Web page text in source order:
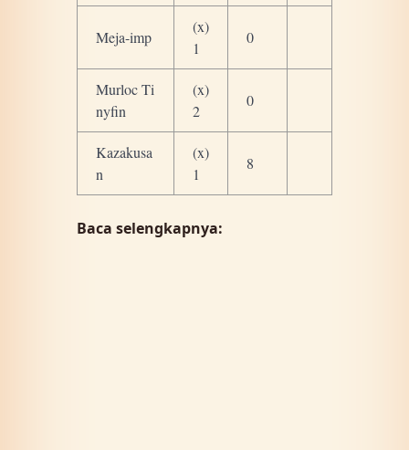
Meja-imp
(x)
1
0
Murloc Ti
nyfin
(x)
2
0
Kazakusa
n
(x)
1
8
Baca selengkapnya: